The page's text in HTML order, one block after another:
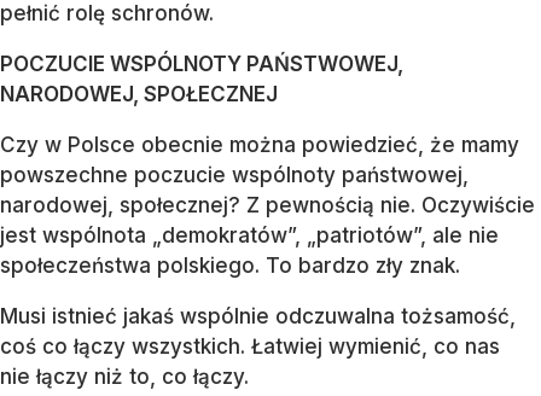
pełnić rolę schronów.
POCZUCIE WSPÓLNOTY PAŃSTWOWEJ,
NARODOWEJ, SPOŁECZNEJ
Czy w Polsce obecnie można powiedzieć, że mamy
powszechne poczucie wspólnoty państwowej,
narodowej, społecznej? Z pewnością nie. Oczywiście
jest wspólnota „demokratów”, „patriotów”, ale nie
społeczeństwa polskiego. To bardzo zły znak.
Musi istnieć jakaś wspólnie odczuwalna tożsamość,
coś co łączy wszystkich. Łatwiej wymienić, co nas
nie łączy niż to, co łączy.